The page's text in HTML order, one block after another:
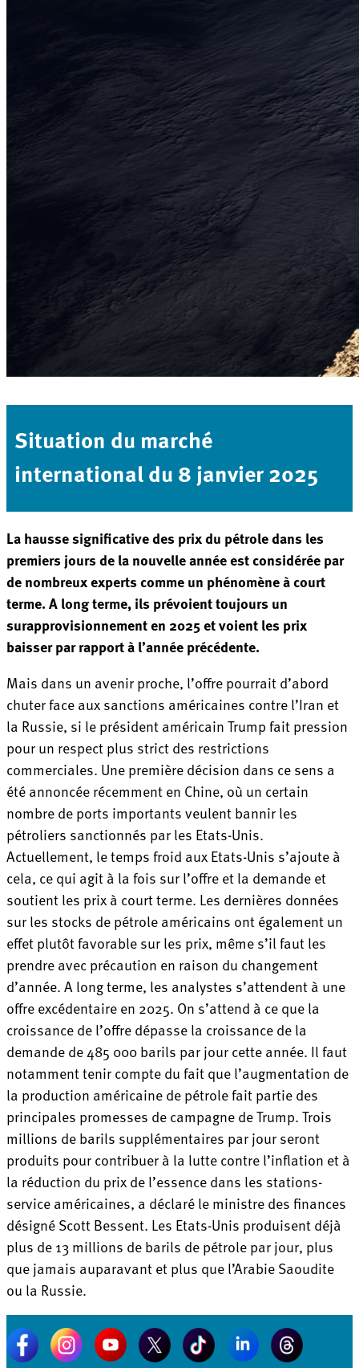
Situation du marché
international du 8 janvier 2025
La hausse significative des prix du pétrole dans les
premiers jours de la nouvelle année est considérée par
de nombreux experts comme un phénomène à court
terme. A long terme, ils prévoient toujours un
surapprovisionnement en 2025 et voient les prix
baisser par rapport à l’année précédente.
Mais dans un avenir proche, l’offre pourrait d’abord
chuter face aux sanctions américaines contre l’Iran et
la Russie, si le président américain Trump fait pression
pour un respect plus strict des restrictions
commerciales. Une première décision dans ce sens a
été annoncée récemment en Chine, où un certain
nombre de ports importants veulent bannir les
pétroliers sanctionnés par les Etats-Unis.
Actuellement, le temps froid aux Etats-Unis s’ajoute à
cela, ce qui agit à la fois sur l’offre et la demande et
soutient les prix à court terme. Les dernières données
sur les stocks de pétrole américains ont également un
effet plutôt favorable sur les prix, même s’il faut les
prendre avec précaution en raison du changement
d’année. A long terme, les analystes s’attendent à une
offre excédentaire en 2025. On s’attend à ce que la
croissance de l’offre dépasse la croissance de la
demande de 485 000 barils par jour cette année. Il faut
notamment tenir compte du fait que l’augmentation de
la production américaine de pétrole fait partie des
principales promesses de campagne de Trump. Trois
millions de barils supplémentaires par jour seront
produits pour contribuer à la lutte contre l’inflation et à
la réduction du prix de l’essence dans les stations-
service américaines, a déclaré le ministre des finances
désigné Scott Bessent. Les Etats-Unis produisent déjà
plus de 13 millions de barils de pétrole par jour, plus
que jamais auparavant et plus que l’Arabie Saoudite
ou la Russie.